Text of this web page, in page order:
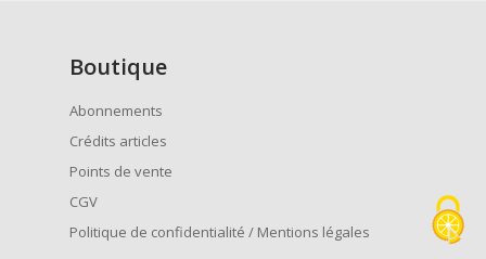
Boutique
Abonnements
Crédits articles
Points de vente
CGV
Politique de confidentialité / Mentions légales